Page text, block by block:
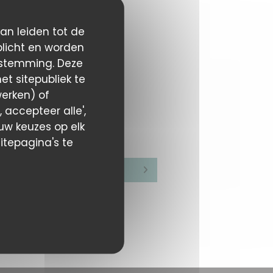
leiden tot de
en worden
Deze
sitepubliek te
of
accepteer alle',
keuzes op elk
te